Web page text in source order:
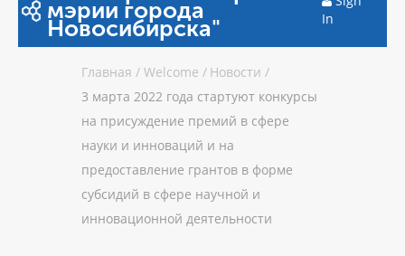
мэрии города
Новосибирска"
In
Главная / Welcome / Новости /
3 марта 2022 года стартуют конкурсы
на присуждение премий в сфере
науки и инноваций и на
предоставление грантов в форме
субсидий в сфере научной и
инновационной деятельности